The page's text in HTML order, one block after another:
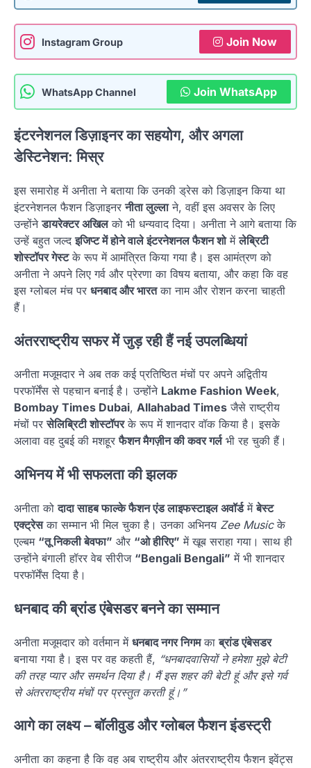
Instagram Group Join Now
WhatsApp Channel Join WhatsApp
इंटरनेशनल डिज़ाइनर का सहयोग, और अगला
डेस्टिनेशन: मिस्र
इस समारोह में अनीता ने बताया कि उनकी ड्रेस को डिज़ाइन किया था
इंटरनेशनल फैशन डिज़ाइनरनीता लुल्लाने, वहीं इस अवसर के लिए
उन्होंनेडायरेक्टर अखिलको भी धन्यवाद दिया। अनीता ने आगे बताया कि
उन्हें बहुत जल्दइजिप्ट में होने वाले इंटरनेशनल फैशन शोमेंलेब्रिटी
शोस्टॉपर गेस्टके रूप में आमंत्रित किया गया है। इस आमंत्रण को
अनीता ने अपने लिए गर्व और प्रेरणा का विषय बताया, और कहा कि वह
इस ग्लोबल मंच पर धनबाद और भारतका नाम और रोशन करना चाहती
हैं।
अंतरराष्ट्रीय सफर में जुड़ रही हैं नई उपलब्धियां
अनीता मजूमदार ने अब तक कई प्रतिष्ठित मंचों पर अपने अद्वितीय
परफॉर्मेंस से पहचान बनाई है। उन्होंने Lakme Fashion Week,
Bombay Times Dubai, Allahabad Times जैसे राष्ट्रीय
मंचों परसेलिब्रिटी शोस्टॉपरके रूप में शानदार वॉक किया है। इसके
अलावा वह दुबई की मशहूरफैशन मैगज़ीन की कवर गर्लभी रह चुकी हैं।
अभिनय में भी सफलता की झलक
अनीता कोदादा साहब फाल्के फैशन एंड लाइफस्टाइल अवॉर्डमेंबेस्ट
एक्ट्रेसका सम्मान भी मिल चुका है। उनका अभिनय Zee Musicके
एल्बम “तू निकली बेवफा” और “ओ हीरिए” में खूब सराहा गया। साथ ही
उन्होंने बंगाली हॉरर वेब सीरीज “Bengali Bengali” में भी शानदार
परफॉर्मेंस दिया है।
धनबाद की ब्रांड एंबेसडर बनने का सम्मान
अनीता मजूमदार को वर्तमान में धनबाद नगर निगमकाब्रांड एंबेसडर
बनाया गया है। इस पर वह कहती हैं, “धनबादवासियों ने हमेशा मुझे बेटी
की तरह प्यार और समर्थन दिया है। मैं इस शहर की बेटी हूं और इसे गर्व
से अंतरराष्ट्रीय मंचों पर प्रस्तुत करती हूं।”
आगे का लक्ष्य – बॉलीवुड और ग्लोबल फैशन इंडस्ट्री
अनीता का कहना है कि वह अब राष्ट्रीय और अंतरराष्ट्रीय फैशन इवेंट्स